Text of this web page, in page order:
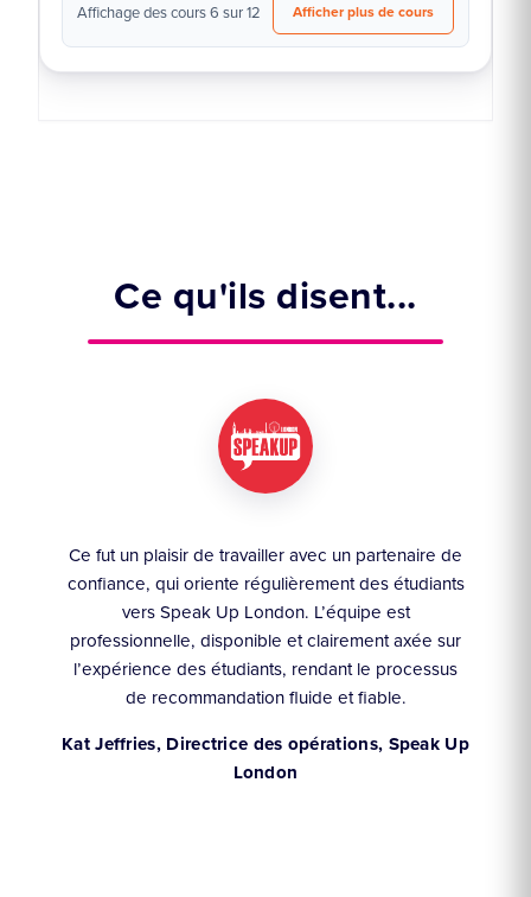
Affichage des cours 6 sur 12 Afficher plus de cours
Ce qu'ils disent...
Ce fut un plaisir de travailler avec un partenaire de
confiance, qui oriente régulièrement des étudiants
vers Speak Up London. L’équipe est
professionnelle, disponible et clairement axée sur
l’expérience des étudiants, rendant le processus
de recommandation fluide et fiable.
Kat Jeffries, Directrice des opérations, Speak Up
London